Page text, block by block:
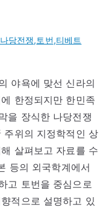
나당전쟁,토번,티베트
야욕에 맞선 신라의
한정되지만 한민족
을 장식한 나당전쟁
주위의 지정학적인 상
살펴보고 자료를 수
등의 외국학계에서
고 토번을 중심으로
적으로 설명하고 있